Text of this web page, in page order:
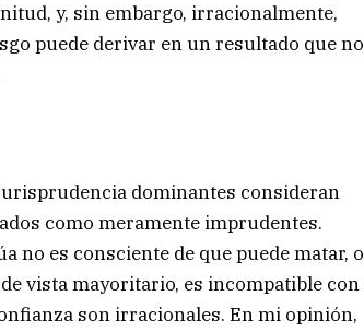
y, sin embargo, irracionalmente,
puede derivar en un resultado que no
dominantes consideran
como meramente imprudentes.
no es consciente de que puede matar, o
vista mayoritario, es incompatible con
son irracionales. En mi opinión,